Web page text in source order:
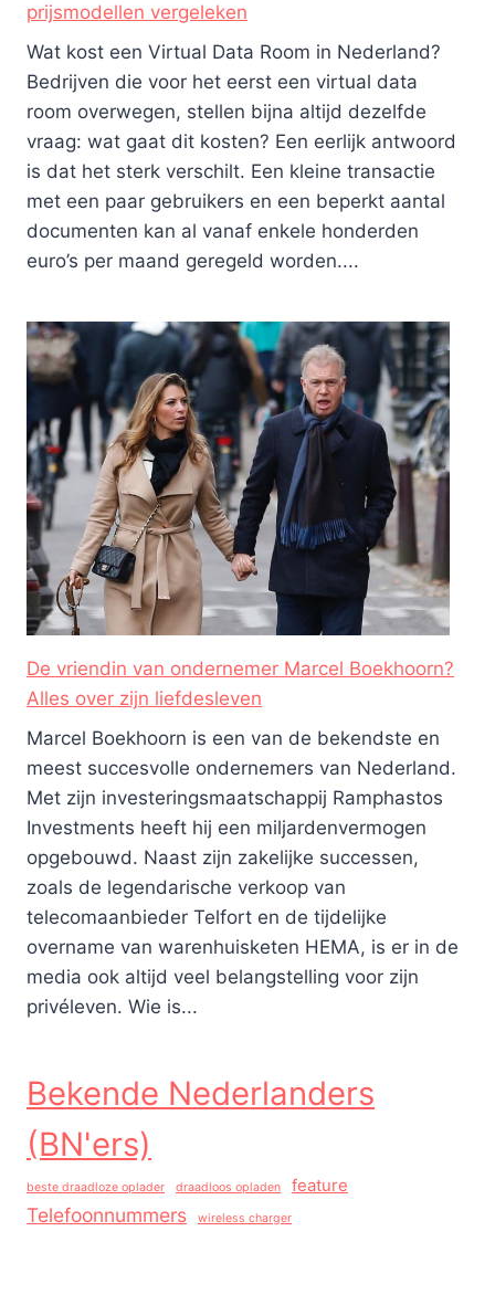
prijsmodellen vergeleken
Wat kost een Virtual Data Room in Nederland?
Bedrijven die voor het eerst een virtual data
room overwegen, stellen bijna altijd dezelfde
vraag: wat gaat dit kosten? Een eerlijk antwoord
is dat het sterk verschilt. Een kleine transactie
met een paar gebruikers en een beperkt aantal
documenten kan al vanaf enkele honderden
euro’s per maand geregeld worden....
De vriendin van ondernemer Marcel Boekhoorn?
Alles over zijn liefdesleven
Marcel Boekhoorn is een van de bekendste en
meest succesvolle ondernemers van Nederland.
Met zijn investeringsmaatschappij Ramphastos
Investments heeft hij een miljardenvermogen
opgebouwd. Naast zijn zakelijke successen,
zoals de legendarische verkoop van
telecomaanbieder Telfort en de tijdelijke
overname van warenhuisketen HEMA, is er in de
media ook altijd veel belangstelling voor zijn
privéleven. Wie is...
Bekende Nederlanders
(BN'ers)
beste draadloze oplader draadloos opladen feature
Telefoonnummers wireless charger